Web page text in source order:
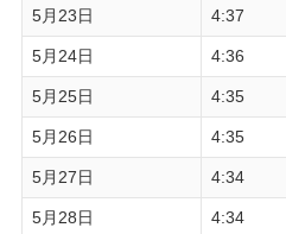
5月23日 4:37
5月24日 4:36
5月25日 4:35
5月26日 4:35
5月27日 4:34
5月28日 4:34